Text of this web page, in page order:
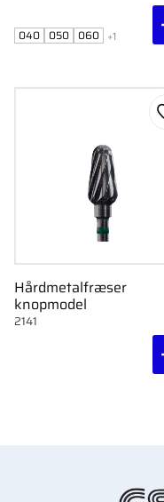
040 050 060 +1
Hårdmetalfræser
knopmodel
2141